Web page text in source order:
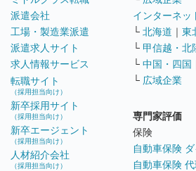
派遣会社
工場・製造業派遣
派遣求人サイト
求人情報サービス
転職サイト
（採用担当向け）
新卒採用サイト
（採用担当向け）
新卒エージェント
（採用担当向け）
人材紹介会社
（採用担当向け）
インターネッ
└ 北海道 ｜ 東
└ 甲信越・北
└ 中国・四国
└ 広域企業
専門家評価
保険
自動車保険
自動車保険